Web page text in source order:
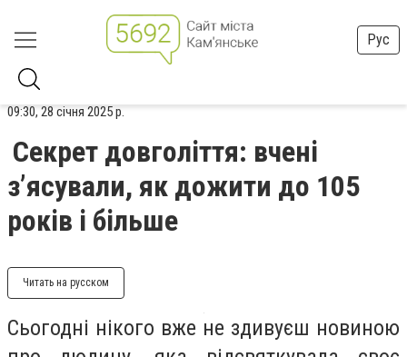
Рус
09:30, 28 січня 2025 р.
Секрет довголіття: вчені
з’ясували, як дожити до 105
років і більше
Читать на русском
Сьогодні нікого вже не здивуєш новиною